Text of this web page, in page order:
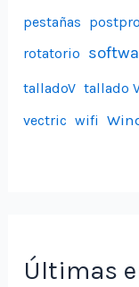
pestañas
rotatorio
talladoV tallado
vectric wifi
Últimas